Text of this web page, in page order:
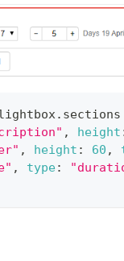
. sections
, height
, height : 60 ,
, type: